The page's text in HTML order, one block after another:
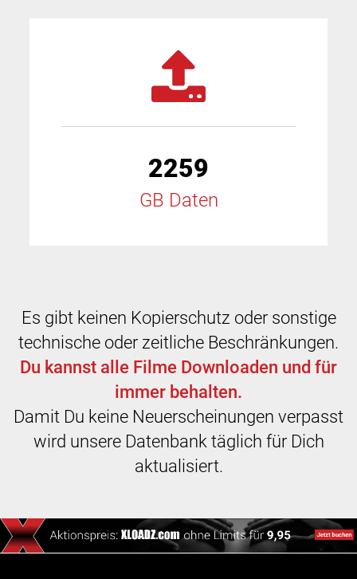
2259
GB Daten
Es gibt keinen Kopierschutz oder sonstige
technische oder zeitliche Beschränkungen.
Du kannst alle Filme Downloaden und für
immer behalten.
Damit Du keine Neuerscheinungen verpasst
wird unsere Datenbank täglich für Dich
aktualisiert.